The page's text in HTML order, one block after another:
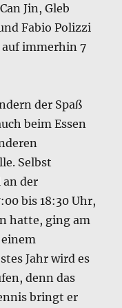
Jin, Gleb
Fabio Polizzi
immerhin 7
der Spaß
beim Essen
Selbst
der
bis 18:30 Uhr,
hatte, ging am
Jahr wird es
denn das
bringt er